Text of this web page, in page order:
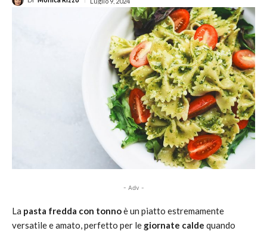
- Adv -
La pasta fredda con tonnoè un piatto estremamente
versatile e amato, perfetto per le giornate calde quando